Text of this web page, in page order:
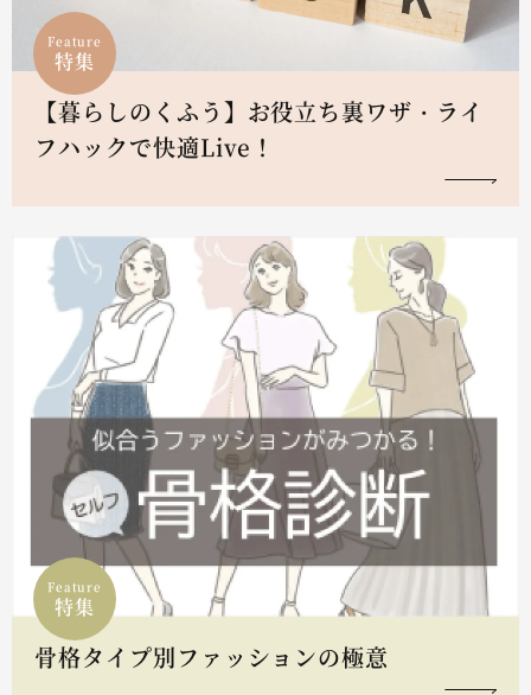
Feature
特集
【暮らしのくふう】お役立ち裏ワザ・ライ
フハックで快適Live！
Feature
特集
骨格タイプ別ファッションの極意